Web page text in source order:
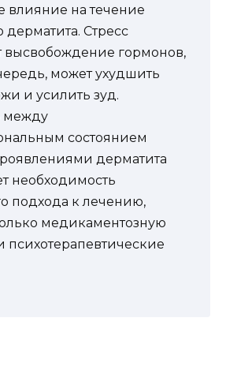
влияние на течение
дерматита. Стресс
высвобождение гормонов,
может ухудшить
и усилить зуд.
между
состоянием
дерматита
необходимость
подхода к лечению,
медикаментозную
психотерапевтические